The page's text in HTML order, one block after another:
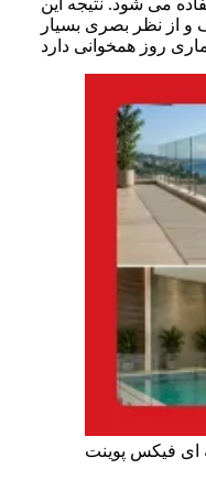
و از نظر بصری بسیار
ای فیکس پوینت